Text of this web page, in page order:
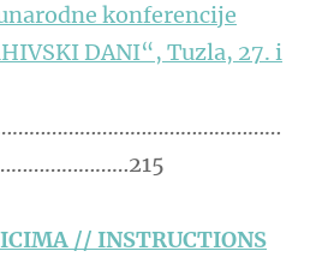
konferencije
DANI“, Tuzla, 27. i
// INSTRUCTIONS